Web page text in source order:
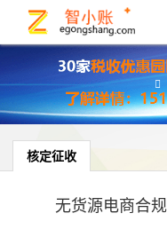
核定征收
无货源电商合